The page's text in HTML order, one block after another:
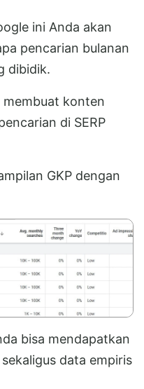
ini Anda akan
pencarian bulanan
dibidik.
membuat konten
di SERP
GKP dengan
bisa mendapatkan
data empiris